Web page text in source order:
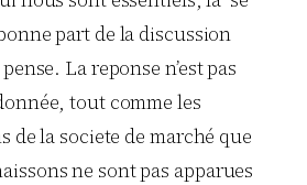
part de la discussion
La reponse n’est pas
tout comme les
de la societe de marché que
ne sont pas apparues